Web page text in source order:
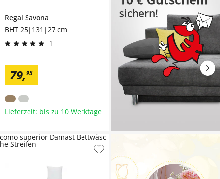
Regal Savona
BHT 25|131|27 cm
1
79,95
Lieferzeit: bis zu 10 Werktage
como superior Damast Bettwäsc
he Streifen